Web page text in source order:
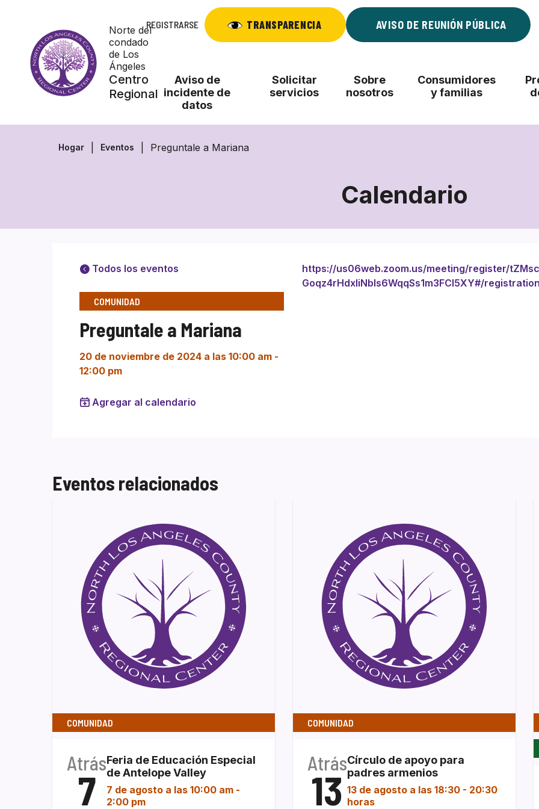
contenido
Norte del
condado
de Los
Ángeles
Centro
Regional
REGISTRARSE TRANSPARENCIA AVISO DE REUNIÓN PÚBLICA
Aviso de
incidente de
datos
Solicitar
servicios
Sobre
nosotros
Consumidores
y familias
Hogar Eventos Preguntale a Mariana
Calendario
Todos los eventos
COMUNIDAD
Preguntale a Mariana
20 de noviembre de 2024 a las 10:00 am -
12:00 pm
Agregar al calendario
https://us06web.zoom.us/meeting/register/
Goqz4rHdxIiNbls6WqqSs1m3FCl5XY#/
Eventos relacionados
COMUNIDAD
Atrás
7
Feria de Educación Especial
de Antelope Valley
7 de agosto a las 10:00 am -
2:00 pm
COMUNIDAD
Atrás
13
Círculo de apoyo para
padres armenios
13 de agosto a las 18:30 - 20:30
horas